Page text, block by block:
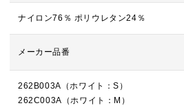
ナイロン76％ ポリウレタン24％
メーカー品番
262B003A（ホワイト：S）
262C003A（ホワイト：M）